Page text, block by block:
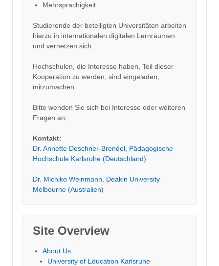
Mehrsprachigkeit.
Studierende der beteiligten Universitäten arbeiten
hierzu in internationalen digitalen Lernräumen
und vernetzen sich.
Hochschulen, die Interesse haben, Teil dieser
Kooperation zu werden, sind eingeladen,
mitzumachen.
Bitte wenden Sie sich bei Interesse oder weiteren
Fragen an:
Kontakt:
Dr. Annette Deschner-Brendel, Pädagogische
Hochschule Karlsruhe (Deutschland)
Dr. Michiko Weinmann, Deakin University
Melbourne (Australien)
Site Overview
About Us
University of Education Karlsruhe